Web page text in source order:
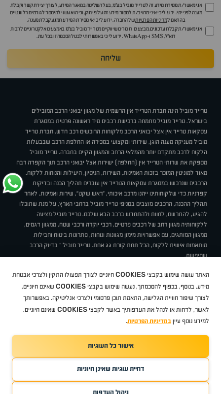
אני מאשר/ת מסירת מידע זה לטרייד מוביל בע"מ, בעל השליטה במאגר המידע, לצורך יצירת קשר וקבלת
מענה לפנייתי. ידוע לי כי איני מחויב/ת למסור מידע זה על פי חוק, וכי הוא עשוי להימסר לגורמים רלוונטיים
בהתאם למדיניות הפרטיותשל החברה. ידוע לי כי אי מסירת המידע תמנע קבלת מענה.
אני מאשר/ת קבלת עדכונים, מבצעים וחומרים שיווקיים מטרייד מוביל בע"מ באמצעים אלקטרוניים לרבות
דוא״ל, SMS ו-WhatsApp. ידוע לי כי באפשרותי לבטל הסכמה זו בכל עת.
שליחה
טרייד מוביל הינה חברת הטרייד אין הרשמית של מגוון יבואני הרכב המובילים
בישראל. טרייד מוביל מתמחה ברכישת רכבים מיד ראשונה פרטית במסגרת
עסקאות טרייד אין אצל יבואני הרכב מלקוחות הרוכשים רכב חדש. חברת טרייד
מוביל מעניקה מענה הוגן, שירותי ומקצועי במכירה או החלפת הרכב שבבעלות
הלקוח לרכב מתקדם יותר מהמלאי הרחב והמגוון הקיים בחברה. טרייד מוביל
מספקת את שרותי הטרייד אין (החלפה) ישירות אצל יבואני הרכב תוך הקפדה רבה
מאוד למוניטין המוכר בזכות האמינות, השירות, הניסיון, היעילות והנוחות ללקוח.
הרכבים שנרכשו במסגרת עסקאות הטרייד אין עוברים תהליך הכנה ובדיקות
קפדניות כדי שלקוחותינו ייהנו מרכב איכותי, "ראש שקט", שירות ואמינות. לאחר
תהליך ההכנה, הרכבים מוצבים בסניפי טרייד מוביל ברחבי הארץ, על מנת שתוכלו
להגיע, להתרשם, לחוות ולהתחדש ברכב הבא שלכם. טרייד מוביל מציעה
ללקוחותיה מגוון רחב של רכבים פרטיים, רכבי יוקרה ורכבי שטח, ממגוון דגמים,
ממגוון המותגים, עם אפשרויות מימון מגוונות ונוחות, פתרונות ביטוח וחבילות
מותאמות אישית ללקוח, הכל תחת קורת גג אחת. טרייד מוביל – בדיוק הרכב
שחיפשת.
תקנוןBUY BACKמבצעיםמגזין טרייד מובילאיך זה עובד? דרושים
ניהול העדפות עוגיות
סיטרואן אופלפיג'וMG
Geelyמזדהבי ווי דיצ'רי טסלהניסאןטויוטהדאצ'יהפולקסווגןטסלה
ב מ וולקסוסאאודיסקודהיונדאירנושברולט
TradeMobile instagram
TradeMobile facebook
כל הזכויות שמורות טרייד מוביל2026
האתר עושה שימוש בקבצי COOKIES חיוניים לצורך תפעולו התקין ולצרכי אבטחת
מידע. בנוסף, בכפוף להסכמתך, נעשה שימוש בקבצי COOKIES שאינם חיוניים,
לצורך שיפור חוויית הגלישה, התאמת תוכן פרסומי ולצרכי אנליטיקה. באפשרותך
לאשר, לדחות או לנהל את העדפותיך באשר לקבצי COOKIES שאינם חיוניים.
למידע נוסף עיין במדיניות הפרטיות.
אישור כל העוגיות
דחיית עוגיות שאינן חיוניות